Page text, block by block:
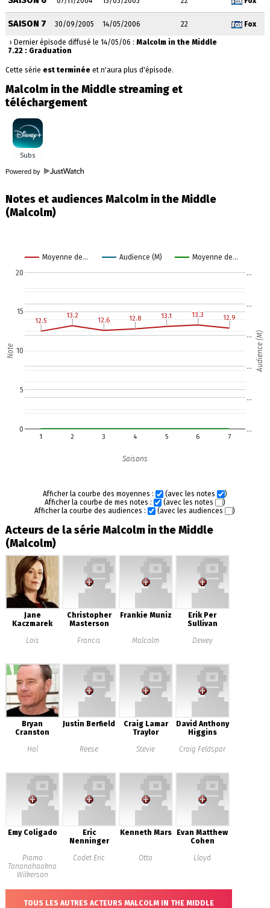
SAISON 7 30/09/2005 14/05/2006 22 Fox
› Dernier épisode diffusé le 14/05/06 : Malcolm in the Middle
7.22 : Graduation
Cette série est terminéeet n'aura plus d'épisode.
Malcolm in the Middle streaming et
téléchargement
Powered by
Notes et audiences Malcolm in the Middle
(Malcolm)
Moyenne de… Audience (M) Moyenne de…
1 2 3 4 5 6 7
0
5
10
15
20
…
…
…
…
…
…
12.5
12.5
13.2
13.2
12.6
12.6 12.8
12.8 13.1
13.1 13.3
13.3 12.9
12.9
Saisons
Note Audience (M)
Afficher la courbe des moyennes : (avec les notes
)
Afficher la courbe de mes notes :
(avec les notes
)
Afficher la courbe des audiences :
(avec les audiences )
Acteurs de la série Malcolm in the Middle
(Malcolm)
Jane
Kaczmarek
Lois
Christopher
Masterson
Francis
Frankie Muniz
Malcolm
Erik Per
Sullivan
Dewey
Bryan
Cranston
Hal
Justin Berfield
Reese
Craig Lamar
Traylor
Stevie
David Anthony
Higgins
Craig Feldspar
Emy Coligado
Piama
Tananahaakna
Wilkerson
Eric
Nenninger
Cadet Eric
Kenneth Mars
Otto
Evan Matthew
Cohen
Lloyd
TOUS LES AUTRES ACTEURS MALCOLM IN THE MIDDLE